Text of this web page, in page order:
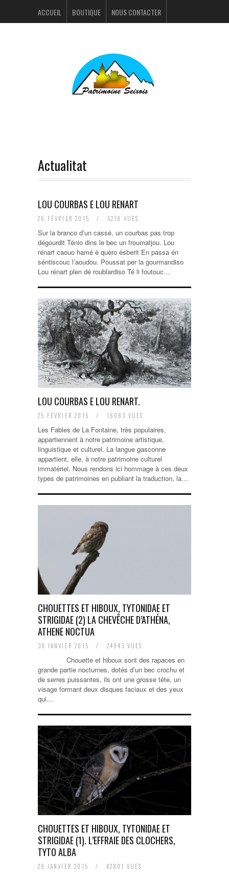
ACCUEIL BOUTIQUE NOUS CONTACTER
Actualitat
LOU COURBAS E LOU RENART
26 FÉVRIER 2015 / 5218 VUES
Sur la branco d’un cassé, un courbas pas trop
dégourdit Ténio dins le bec un froumatjou. Lou
rénart caouo hamé è quèro ésberit En passa én
séntiscouc l’aoudou. Poussat per la gourmandiso
Lou rénart plen dé roublardiso Té li foutouc…
LOU COURBAS E LOU RENART.
25 FÉVRIER 2015 / 16063 VUES
Les Fables de La Fontaine, très populaires,
appartiennent à notre patrimoine artistique,
linguistique et culturel. La langue gasconne
appartient, elle, à notre patrimoine culturel
immatériel. Nous rendons ici hommage à ces deux
types de patrimoines en publiant la traduction, la…
CHOUETTES ET HIBOUX, TYTONIDAE ET
STRIGIDAE (2) LA CHEVÊCHE D’ATHÉNA,
ATHENE NOCTUA
30 JANVIER 2015 / 24943 VUES
Chouette et hiboux sont des rapaces en
grande partie nocturnes, dotés d’un bec crochu et
de serres puissantes, ils ont une grosse tête, un
visage formant deux disques faciaux et des yeux
qui…
CHOUETTES ET HIBOUX, TYTONIDAE ET
STRIGIDAE (1). L’EFFRAIE DES CLOCHERS,
TYTO ALBA
29 JANVIER 2015 / 42801 VUES